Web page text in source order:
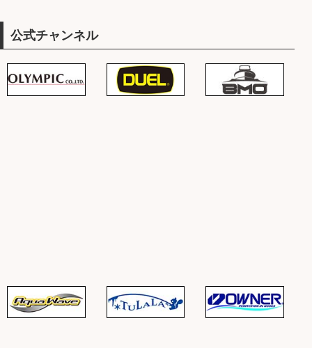
公式チャンネル